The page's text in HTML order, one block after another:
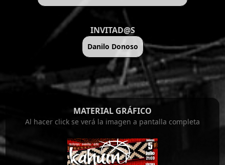
INVITAD@S
Danilo Donoso
MATERIAL GRÁFICO
Al hacer click se verá la imagen a pantalla completa